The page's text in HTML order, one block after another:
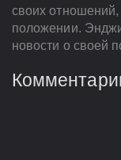
своих
положении.
новости о своей